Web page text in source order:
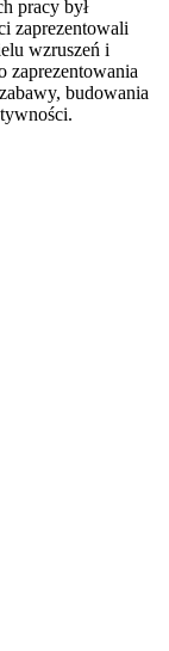
pracy był
zaprezentowali
wzruszeń i
zaprezentowania
budowania